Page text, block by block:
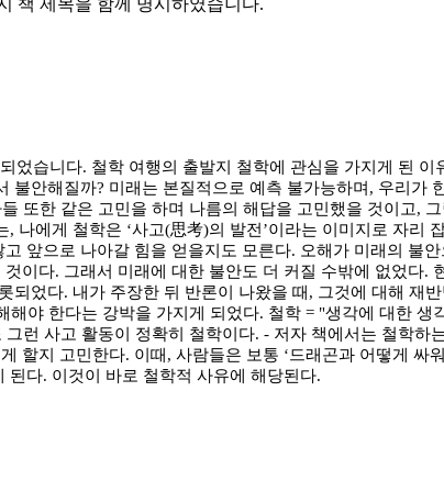
었습니다. 철학 여행의 출발지 철학에 관심을 가지게 된
불안해질까? 미래는 본질적으로 예측 불가능하며, 우리
또한 같은 고민을 하며 나름의 해답을 고민했을 것이고,
나에게 철학은 ‘사고(思考)의 발전’이라는 이미지로 자리
앞으로 나아갈 힘을 얻을지도 모른다. 오해가 미래의 불
이다. 그래서 미래에 대한 불안도 더 커질 수밖에 없었다
되었다. 내가 주장한 뒤 반론이 나왔을 때, 그것에 대해 재
야 한다는 강박을 가지게 되었다. 철학 = "생각에 대한
런 사고 활동이 정확히 철학이다. - 저자 책에서는 철학
할지 고민한다. 이때, 사람들은 보통 ‘드래곤과 어떻게
다. 이것이 바로 철학적 사유에 해당된다.